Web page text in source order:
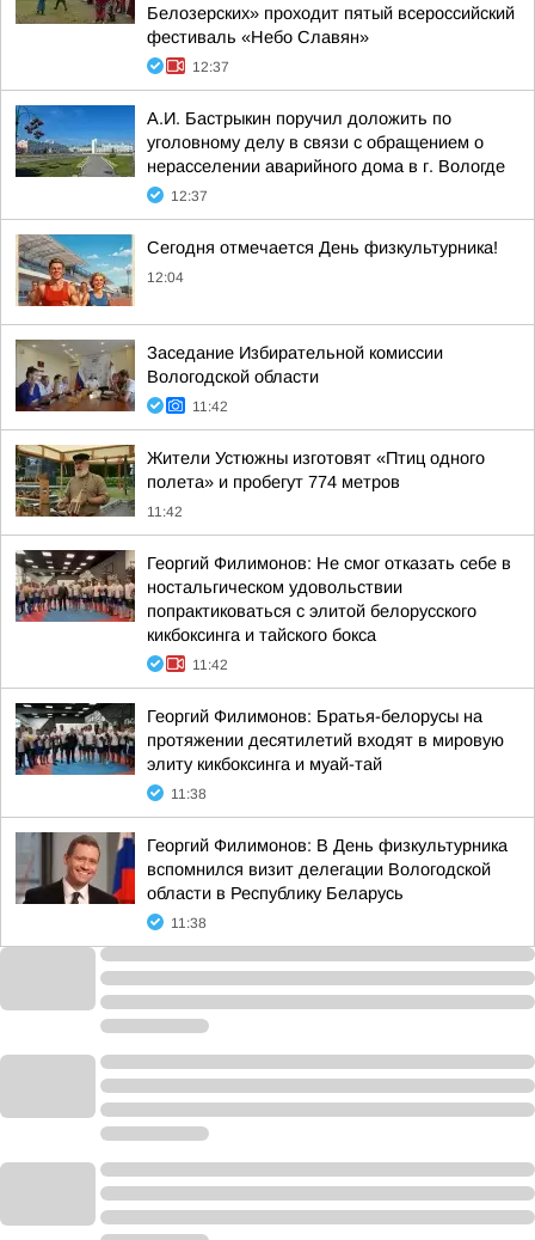
Белозерских» проходит пятый всероссийский
фестиваль «Небо Славян»
12:37
А.И. Бастрыкин поручил доложить по
уголовному делу в связи с обращением о
нерасселении аварийного дома в г. Вологде
12:37
Сегодня отмечается День физкультурника!
12:04
Заседание Избирательной комиссии
Вологодской области
11:42
Жители Устюжны изготовят «Птиц одного
полета» и пробегут 774 метров
11:42
Георгий Филимонов: Не смог отказать себе в
ностальгическом удовольствии
попрактиковаться с элитой белорусского
кикбоксинга и тайского бокса
11:42
Георгий Филимонов: Братья-белорусы на
протяжении десятилетий входят в мировую
элиту кикбоксинга и муай-тай
11:38
Георгий Филимонов: В День физкультурника
вспомнился визит делегации Вологодской
области в Республику Беларусь
11:38